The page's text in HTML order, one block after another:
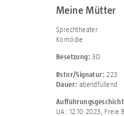
Meine Mütter
Sprechtheater
Komödie
Besetzung: 3D
Bstnr/Signatur: 223
Dauer: abendfüllend
UA: 12.10.2023, Freie